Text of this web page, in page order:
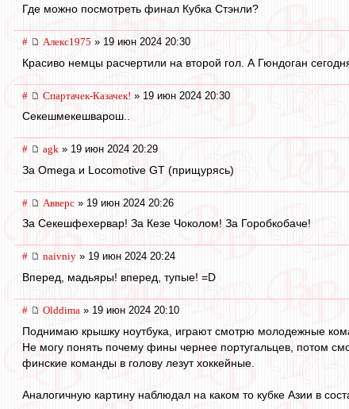
Где можно посмотреть финал Кубка Стэнли?
# Алекс1975 » 19 июн 2024 20:30
Красиво немцы расчертили на второй гол. А Гюндоган
# Спартачек-Казачек! » 19 июн 2024 20:30
Секешмекешварош..
# agk » 19 июн 2024 20:29
За Omega и Locomotive GT (прищурясь)
# Авверс » 19 июн 2024 20:26
За Секешфехервар! За Кезе Чоколом! За Горобкобаче!
# naivniy » 19 июн 2024 20:24
Вперед, мадьяры! вперед, тупые! =D
# Olddima » 19 июн 2024 20:10
Поднимаю крышку ноутбука, играют смотрю молодежные
Не могу понять почему фины чернее португальцев, потом
финские команды в голову лезут хоккейные.
Аналогичную картину наблюдал на каком то кубке Азии в